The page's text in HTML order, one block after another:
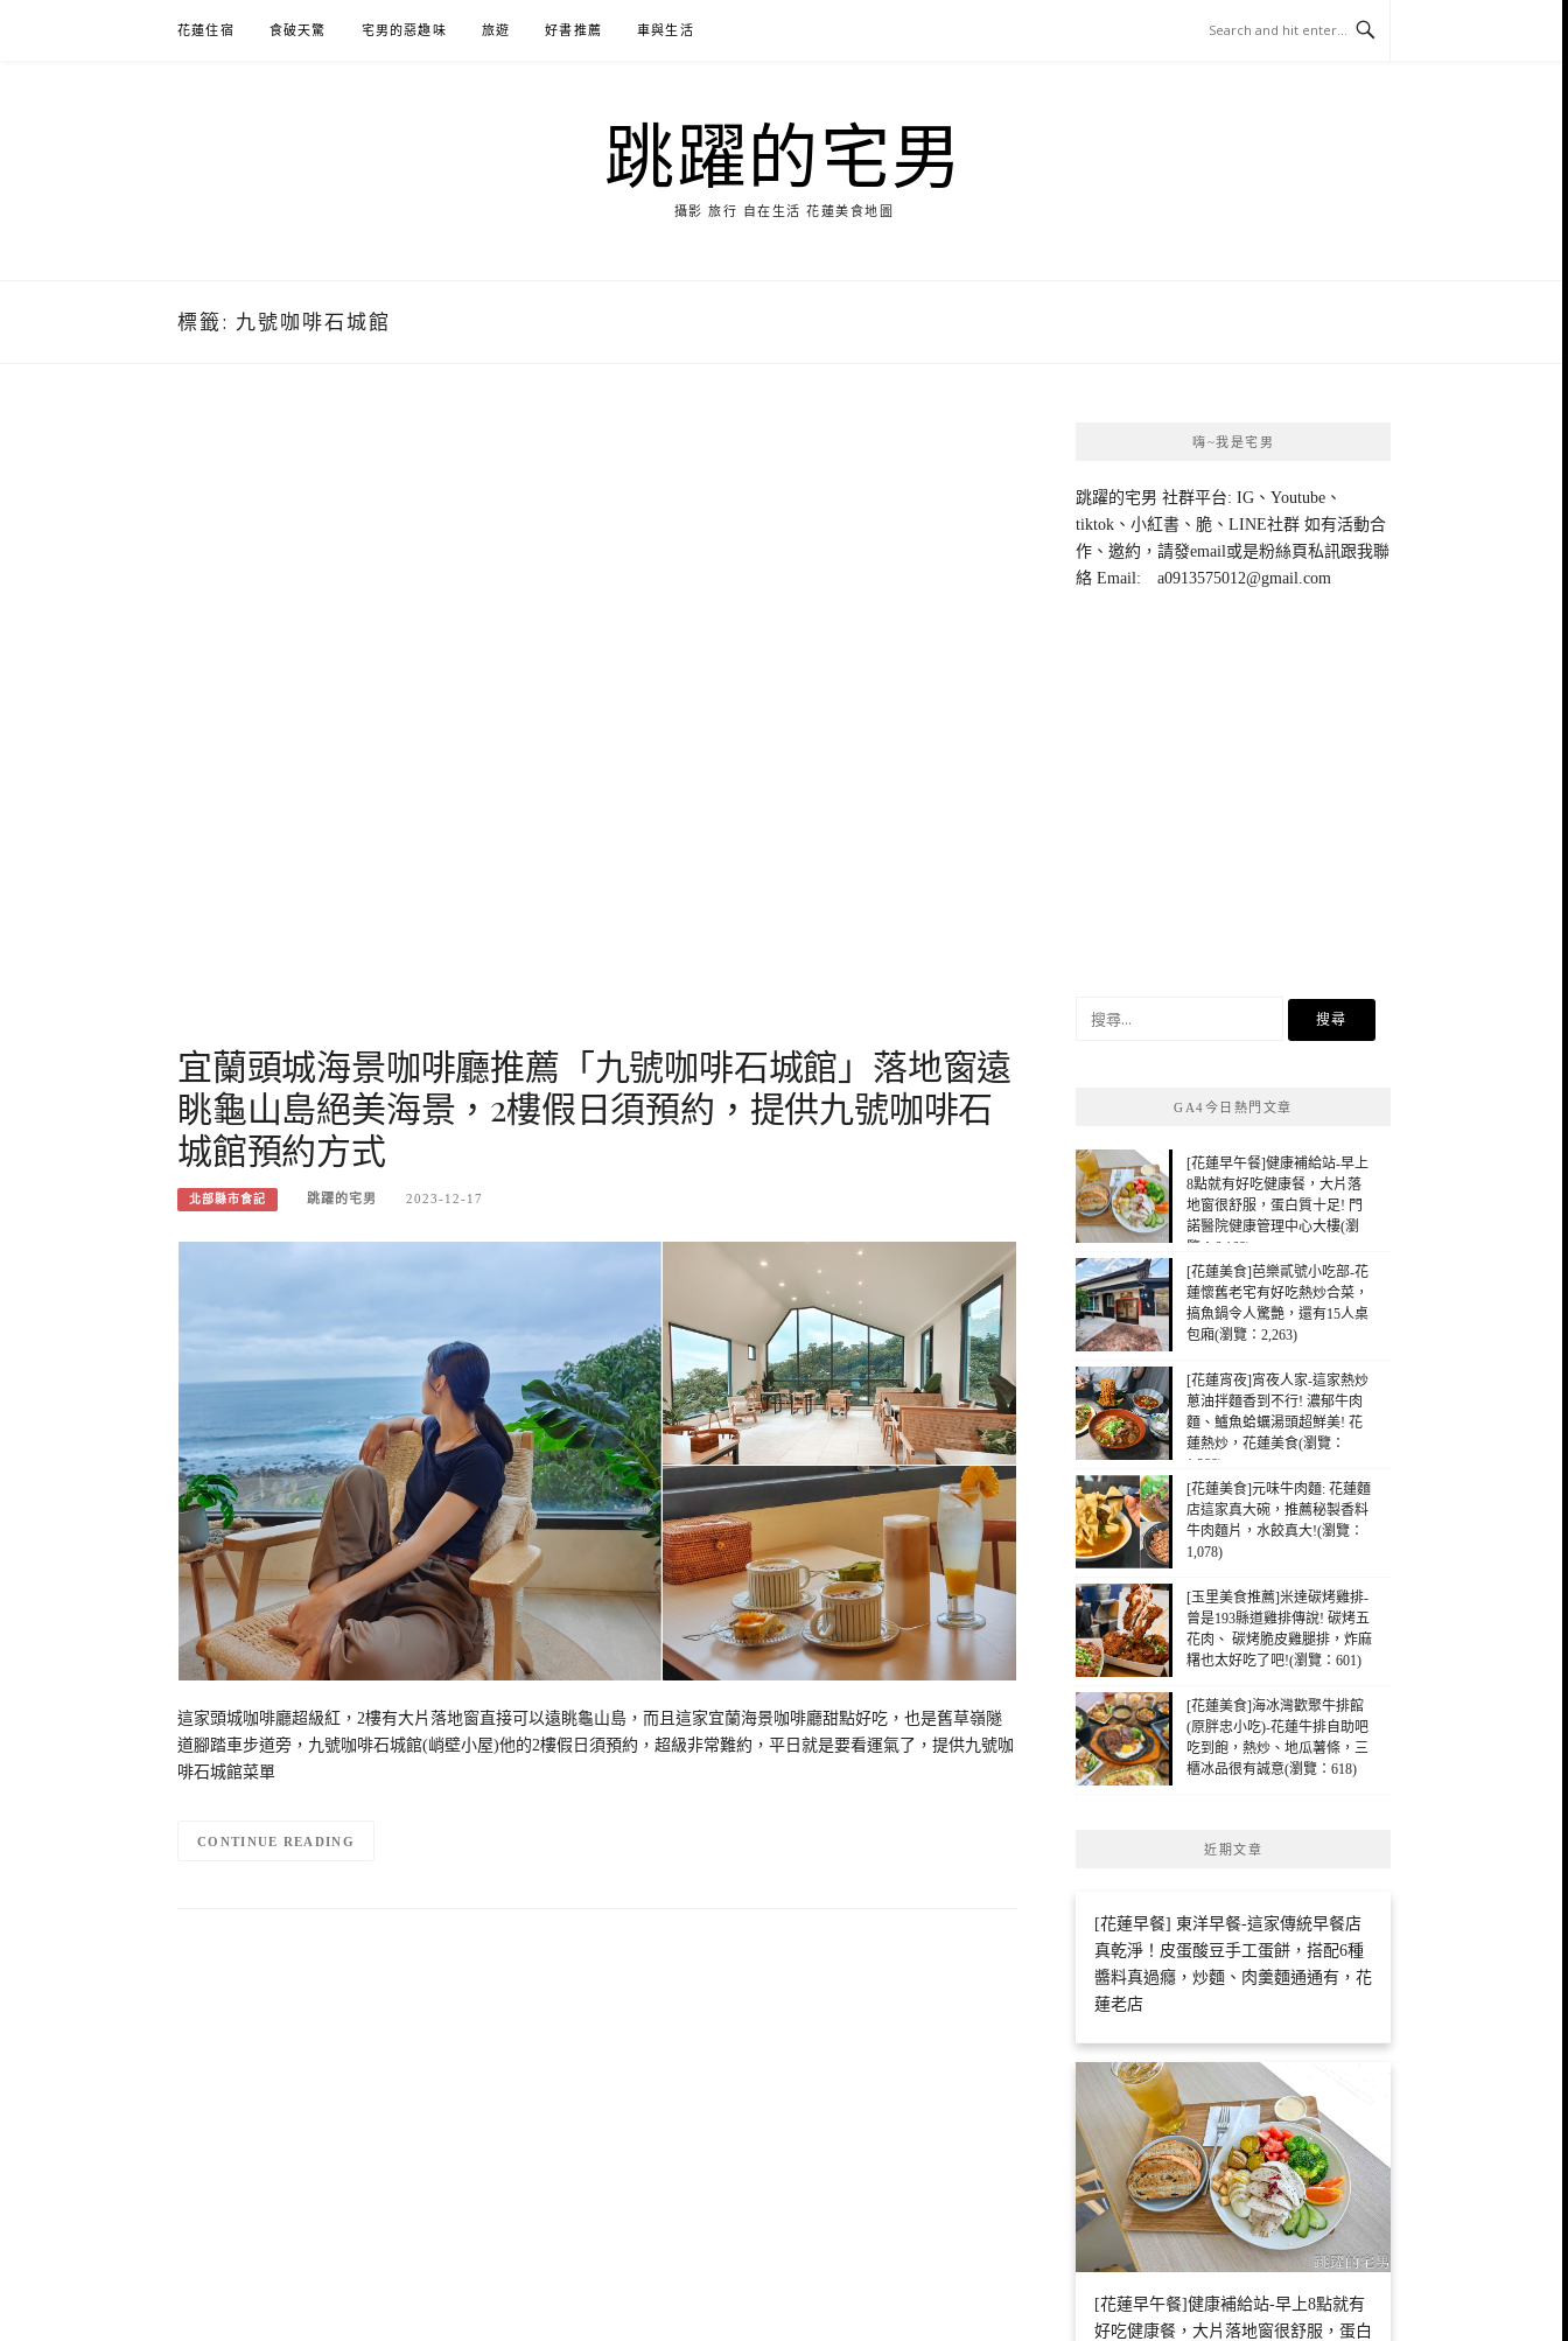
花蓮住宿 食破天驚 宅男的惡趣味 旅遊 好書推薦 車與生活
跳躍的宅男
攝影 旅行 自在生活 花蓮美食地圖
標籤: 九號咖啡石城館
宜蘭頭城海景咖啡廳推薦「九號咖啡石城館」落地窗遠
眺龜山島絕美海景，2樓假日須預約，提供九號咖啡石
城館預約方式
北部縣市食記 跳躍的宅男 2023-12-17
這家頭城咖啡廳超級紅，2樓有大片落地窗直接可以遠眺龜山島，而且這家宜蘭海景咖啡廳甜點好吃，也是舊草嶺隧
道腳踏車步道旁，九號咖啡石城館(峭壁小屋)他的2樓假日須預約，超級非常難約，平日就是要看運氣了，提供九號咖
啡石城館菜單
CONTINUE READING
嗨~我是宅男
跳躍的宅男 社群平台: IG、Youtube、
tiktok、小紅書、脆、LINE社群 如有活動合
作、邀約，請發email或是粉絲頁私訊跟我聯
絡 Email: a0913575012@gmail.com
GA4今日熱門文章
[花蓮早午餐]健康補給站-早上
8點就有好吃健康餐，大片落
地窗很舒服，蛋白質十足! 門
諾醫院健康管理中心大樓(瀏
覽：6,168)
[花蓮美食]芭樂貳號小吃部-花
蓮懷舊老宅有好吃熱炒合菜，
搞魚鍋令人驚艷，還有15人桌
包廂(瀏覽：2,263)
[花蓮宵夜]宵夜人家-這家熱炒
蔥油拌麵香到不行! 濃郁牛肉
麵、鱸魚蛤蠣湯頭超鮮美! 花
蓮熱炒，花蓮美食(瀏覽：
1,288)
[花蓮美食]元味牛肉麵: 花蓮麵
店這家真大碗，推薦秘製香料
牛肉麵片，水餃真大!(瀏覽：
1,078)
[玉里美食推薦]米達碳烤雞排-
曾是193縣道雞排傳說! 碳烤五
花肉、 碳烤脆皮雞腿排，炸麻
糬也太好吃了吧!(瀏覽：601)
[花蓮美食]海冰灣歡聚牛排館
(原胖忠小吃)-花蓮牛排自助吧
吃到飽，熱炒、地瓜薯條，三
櫃冰品很有誠意(瀏覽：618)
近期文章
[花蓮早餐] 東洋早餐-這家傳統早餐店
真乾淨！皮蛋酸豆手工蛋餅，搭配6種
醬料真過癮，炒麵、肉羹麵通通有，花
蓮老店
[花蓮早午餐]健康補給站-早上8點就有
好吃健康餐，大片落地窗很舒服，蛋白